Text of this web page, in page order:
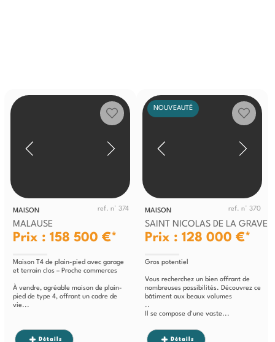
MAISON ref. n° 374
MALAUSE
Prix : 158 500 €*
Maison T4 de plain-pied avec garage
et terrain clos – Proche commerces
À vendre, agréable maison de plain-
pied de type 4, offrant un cadre de
vie...
Détails
NOUVEAUTÉ
MAISON ref. n° 370
SAINT NICOLAS DE LA GRAVE
Prix : 128 000 €*
Gros potentiel
Vous recherchez un bien offrant de
nombreuses possibilités. Découvrez ce
bâtiment aux beaux volumes
..
Il se compose d'une vaste...
Détails